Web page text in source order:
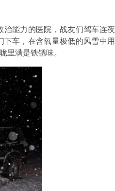
能力的医院，战友们驾车连夜
车，在含氧量极低的风雪中用
里满是铁锈味。